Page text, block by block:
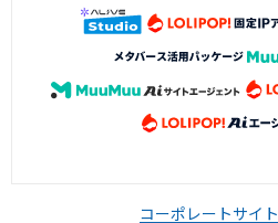
コーポレートサイト